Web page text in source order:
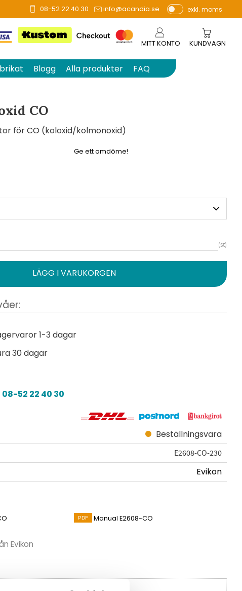
08-52 22 40 30 info@acandia.se
P
e
r
vi
exkl. moms
MITT KONTO KUNDVAGN
Blogg Alla produkter FAQ
CO
för CO (koloxid/kolmonoxid)
st
1-3 dagar
30 dagar
08-52 22 40 30
Beställningsvara
E2608-CO-230
Evikon
Manual E2608-CO
Evikon
Ge ett omdöme!
på 0 betyg.